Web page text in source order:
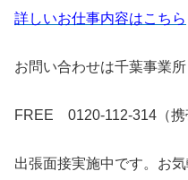
詳しいお仕事内容はこちら
お問い合わせは千葉事業
FREE 0120-112-314（携
出張面接実施中です。お